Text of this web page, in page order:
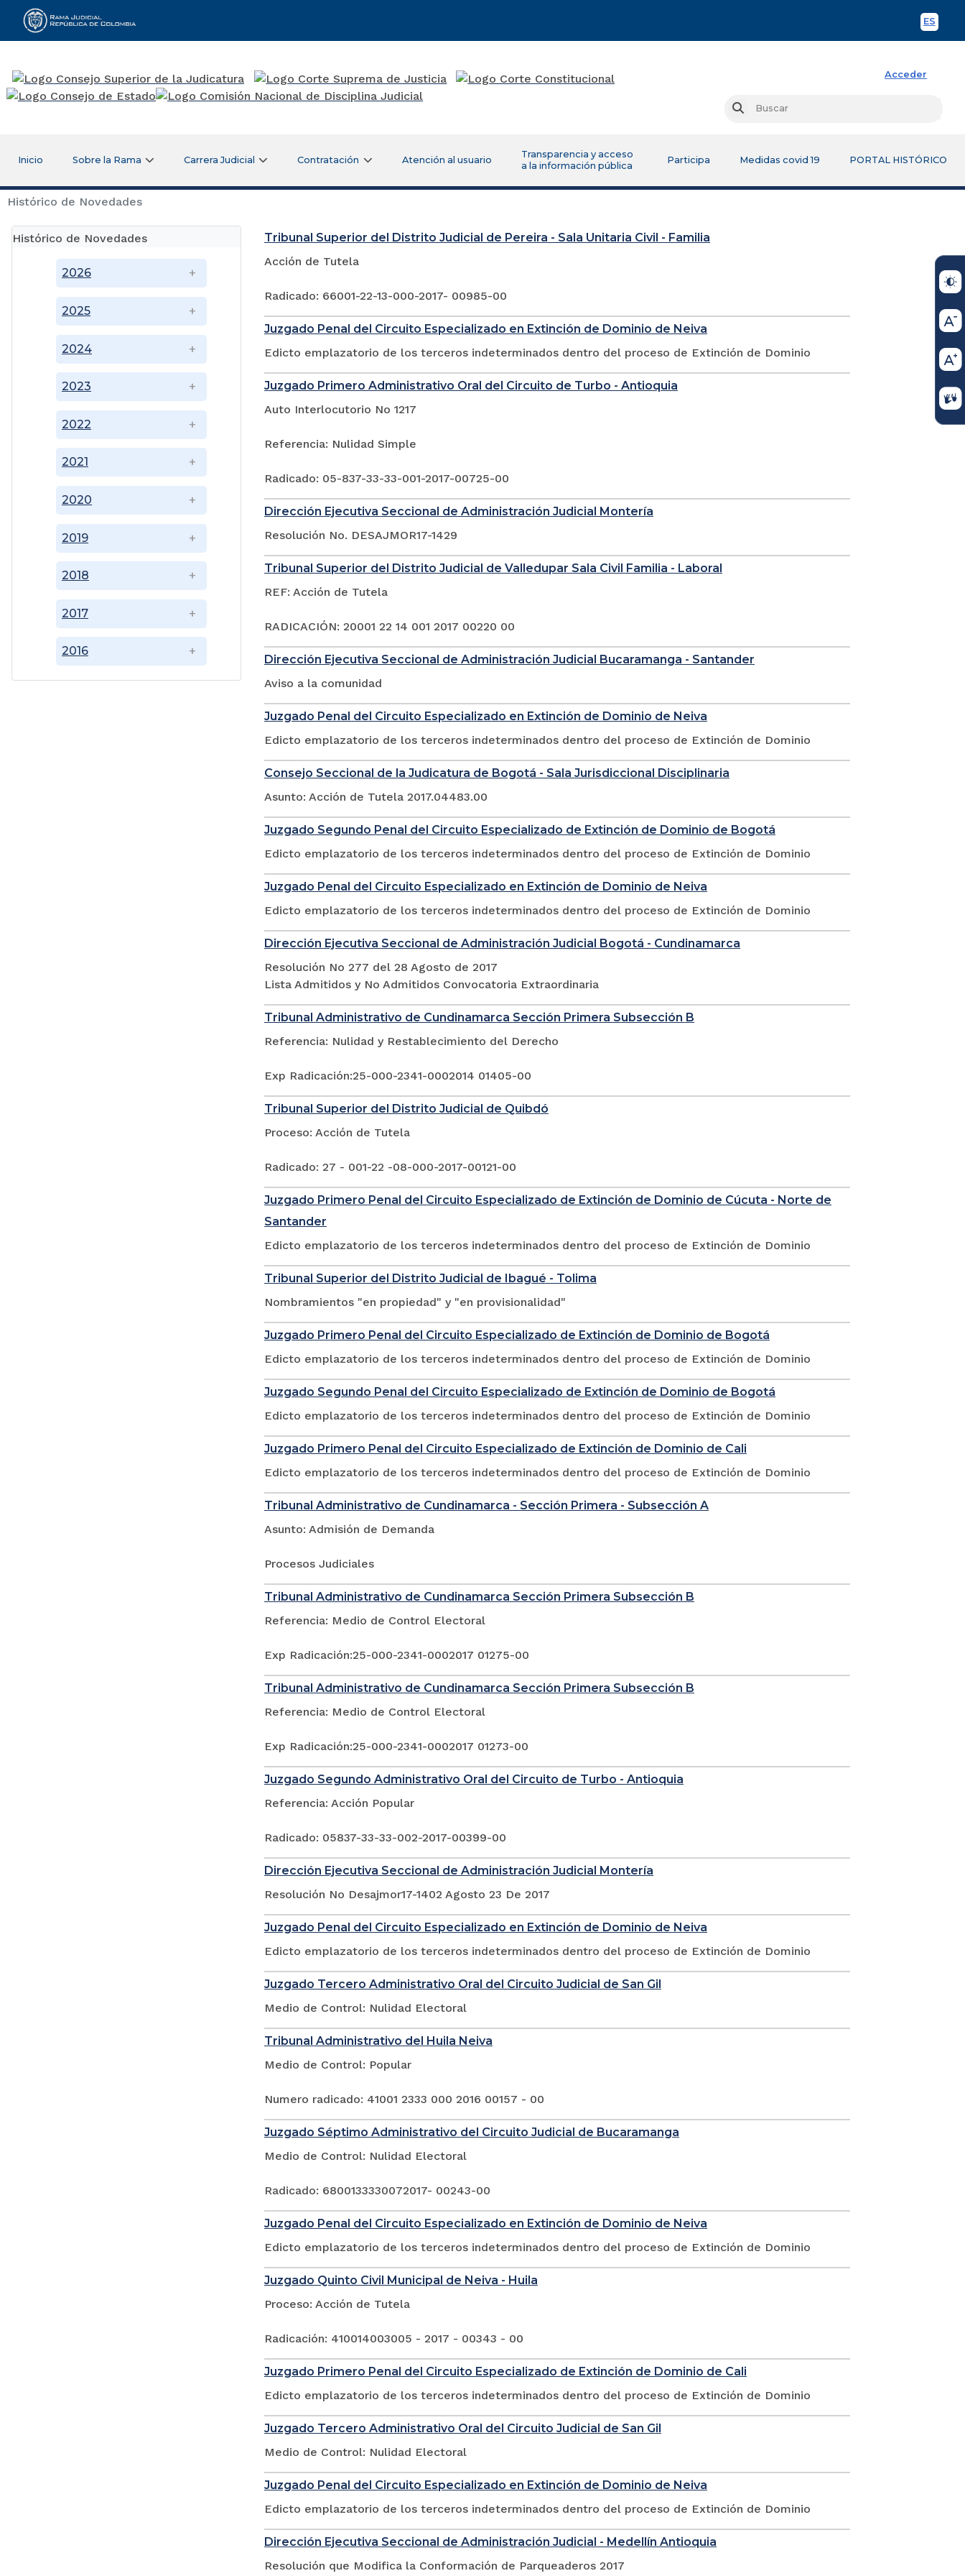
ES
Rama Judicial
Acceder
Buscar
Inicio Sobre la Rama Carrera Judicial Contratación Atención al usuario
Transparencia y acceso
a la información pública
Participa Medidas covid 19 PORTAL HISTÓRICO
Histórico de Novedades
Histórico de Novedades
2016
2017
2018
2019
2020
2021
2022
2023
2024
2025
2026
Tribunal Superior del Distrito Judicial de Pereira - Sala Unitaria Civil - Familia
Acción de Tutela
Radicado: 66001-22-13-000-2017- 00985-00
Juzgado Penal del Circuito Especializado en Extinción de Dominio de Neiva
Edicto emplazatorio de los terceros indeterminados dentro del proceso de Extinción de Dominio
Juzgado Primero Administrativo Oral del Circuito de Turbo - Antioquia
Auto Interlocutorio No 1217
Referencia: Nulidad Simple
Radicado: 05-837-33-33-001-2017-00725-00
Dirección Ejecutiva Seccional de Administración Judicial Montería
Resolución No. DESAJMOR17-1429
Tribunal Superior del Distrito Judicial de Valledupar Sala Civil Familia - Laboral
REF: Acción de Tutela
RADICACIÓN: 20001 22 14 001 2017 00220 00
Dirección Ejecutiva Seccional de Administración Judicial Bucaramanga - Santander
Aviso a la comunidad
Juzgado Penal del Circuito Especializado en Extinción de Dominio de Neiva
Edicto emplazatorio de los terceros indeterminados dentro del proceso de Extinción de Dominio
Consejo Seccional de la Judicatura de Bogotá - Sala Jurisdiccional Disciplinaria
Asunto: Acción de Tutela 2017.04483.00
Juzgado Segundo Penal del Circuito Especializado de Extinción de Dominio de Bogotá
Edicto emplazatorio de los terceros indeterminados dentro del proceso de Extinción de Dominio
Juzgado Penal del Circuito Especializado en Extinción de Dominio de Neiva
Edicto emplazatorio de los terceros indeterminados dentro del proceso de Extinción de Dominio
Dirección Ejecutiva Seccional de Administración Judicial Bogotá - Cundinamarca
Resolución No 277 del 28 Agosto de 2017
Lista Admitidos y No Admitidos Convocatoria Extraordinaria
Tribunal Administrativo de Cundinamarca Sección Primera Subsección B
Referencia: Nulidad y Restablecimiento del Derecho
Exp Radicación:25-000-2341-0002014 01405-00
Tribunal Superior del Distrito Judicial de Quibdó
Proceso: Acción de Tutela
Radicado: 27 - 001-22 -08-000-2017-00121-00
Juzgado Primero Penal del Circuito Especializado de Extinción de Dominio de Cúcuta - Norte de
Santander
Edicto emplazatorio de los terceros indeterminados dentro del proceso de Extinción de Dominio
Tribunal Superior del Distrito Judicial de Ibagué - Tolima
Nombramientos "en propiedad" y "en provisionalidad"
Juzgado Primero Penal del Circuito Especializado de Extinción de Dominio de Bogotá
Edicto emplazatorio de los terceros indeterminados dentro del proceso de Extinción de Dominio
Juzgado Segundo Penal del Circuito Especializado de Extinción de Dominio de Bogotá
Edicto emplazatorio de los terceros indeterminados dentro del proceso de Extinción de Dominio
Juzgado Primero Penal del Circuito Especializado de Extinción de Dominio de Cali
Edicto emplazatorio de los terceros indeterminados dentro del proceso de Extinción de Dominio
Tribunal Administrativo de Cundinamarca - Sección Primera - Subsección A
Asunto: Admisión de Demanda
Procesos Judiciales
Tribunal Administrativo de Cundinamarca Sección Primera Subsección B
Referencia: Medio de Control Electoral
Exp Radicación:25-000-2341-0002017 01275-00
Tribunal Administrativo de Cundinamarca Sección Primera Subsección B
Referencia: Medio de Control Electoral
Exp Radicación:25-000-2341-0002017 01273-00
Juzgado Segundo Administrativo Oral del Circuito de Turbo - Antioquia
Referencia: Acción Popular
Radicado: 05837-33-33-002-2017-00399-00
Dirección Ejecutiva Seccional de Administración Judicial Montería
Resolución No Desajmor17-1402 Agosto 23 De 2017
Juzgado Penal del Circuito Especializado en Extinción de Dominio de Neiva
Edicto emplazatorio de los terceros indeterminados dentro del proceso de Extinción de Dominio
Juzgado Tercero Administrativo Oral del Circuito Judicial de San Gil
Medio de Control: Nulidad Electoral
Tribunal Administrativo del Huila Neiva
Medio de Control: Popular
Numero radicado: 41001 2333 000 2016 00157 - 00
Juzgado Séptimo Administrativo del Circuito Judicial de Bucaramanga
Medio de Control: Nulidad Electoral
Radicado: 6800133330072017- 00243-00
Juzgado Penal del Circuito Especializado en Extinción de Dominio de Neiva
Edicto emplazatorio de los terceros indeterminados dentro del proceso de Extinción de Dominio
Juzgado Quinto Civil Municipal de Neiva - Huila
Proceso: Acción de Tutela
Radicación: 410014003005 - 2017 - 00343 - 00
Juzgado Primero Penal del Circuito Especializado de Extinción de Dominio de Cali
Edicto emplazatorio de los terceros indeterminados dentro del proceso de Extinción de Dominio
Juzgado Tercero Administrativo Oral del Circuito Judicial de San Gil
Medio de Control: Nulidad Electoral
Juzgado Penal del Circuito Especializado en Extinción de Dominio de Neiva
Edicto emplazatorio de los terceros indeterminados dentro del proceso de Extinción de Dominio
Dirección Ejecutiva Seccional de Administración Judicial - Medellín Antioquia
Resolución que Modifica la Conformación de Parqueaderos 2017